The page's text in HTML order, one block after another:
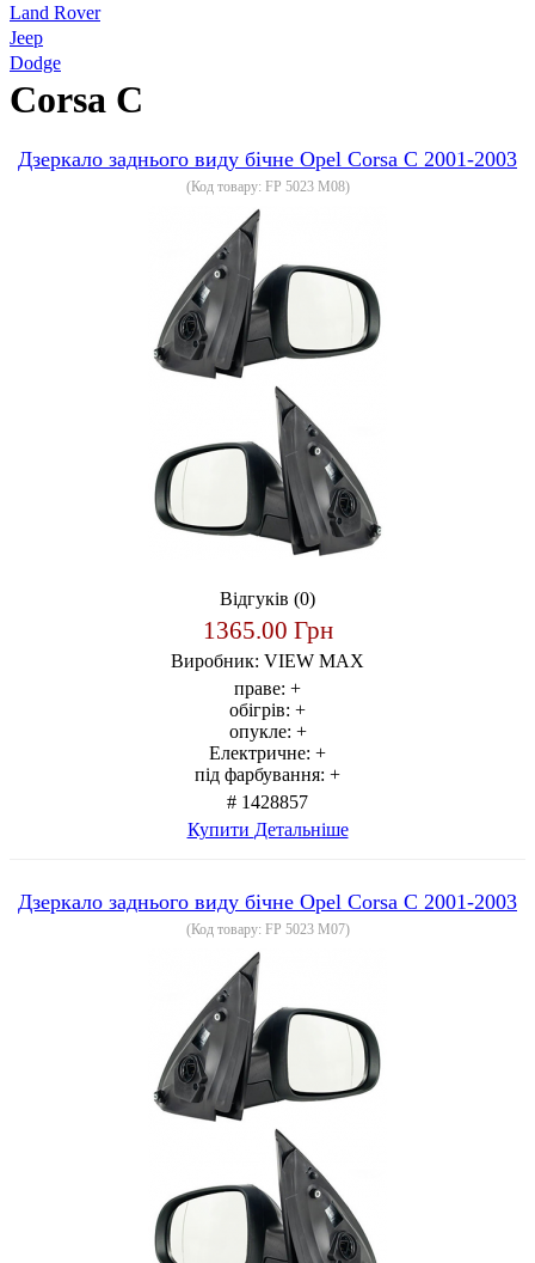
Land Rover
Jeep
Dodge
Corsa C
Дзеркало заднього виду бічне Opel Corsa C 2001-2003
(Код товару: FP 5023 M08)
Відгуків (0)
1365.00 Грн
Виробник: VIEW MAX
праве: +
обігрів: +
опукле: +
Електричне: +
під фарбування: +
# 1428857
Купити Детальніше
Дзеркало заднього виду бічне Opel Corsa C 2001-2003
(Код товару: FP 5023 M07)